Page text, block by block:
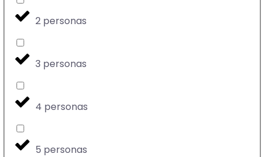
2 personas
3 personas
4 personas
5 personas